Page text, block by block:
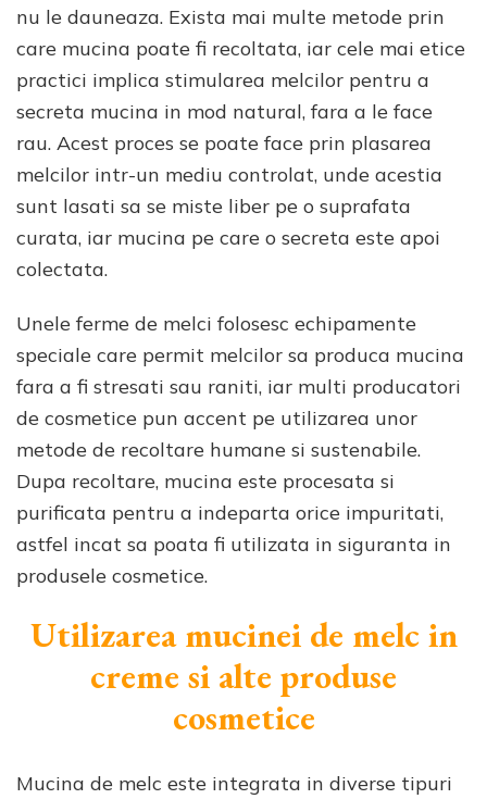
nu le dauneaza. Exista mai multe metode prin
care mucina poate fi recoltata, iar cele mai etice
practici implica stimularea melcilor pentru a
secreta mucina in mod natural, fara a le face
rau. Acest proces se poate face prin plasarea
melcilor intr-un mediu controlat, unde acestia
sunt lasati sa se miste liber pe o suprafata
curata, iar mucina pe care o secreta este apoi
colectata.
Unele ferme de melci folosesc echipamente
speciale care permit melcilor sa produca mucina
fara a fi stresati sau raniti, iar multi producatori
de cosmetice pun accent pe utilizarea unor
metode de recoltare humane si sustenabile.
Dupa recoltare, mucina este procesata si
purificata pentru a indeparta orice impuritati,
astfel incat sa poata fi utilizata in siguranta in
produsele cosmetice.
Utilizarea mucinei de melc in
creme si alte produse
cosmetice
Mucina de melc este integrata in diverse tipuri